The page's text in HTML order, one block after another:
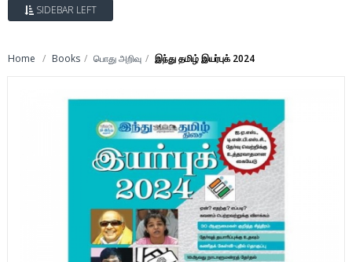
SIDEBAR LEFT
Home Books பொது அறிவு இந்து தமிழ் இயர்புக் 2024